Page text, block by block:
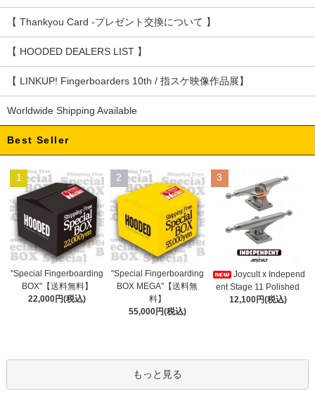
【 Thankyou Card -プレゼント交換について 】
【 HOODED DEALERS LIST 】
【 LINKUP! Fingerboarders 10th / 指スケ映像作品展】
Worldwide Shipping Available
Best Seller
1
"Special Fingerboarding
BOX"【送料無料】
22,000円(税込)
2
"Special Fingerboarding
BOX MEGA"【送料無
料】
55,000円(税込)
3
Joycult x Independ
ent Stage 11 Polished
12,100円(税込)
もっと見る